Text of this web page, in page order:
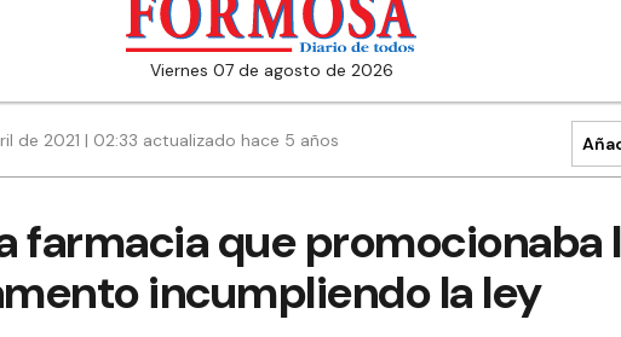
viernes 07 de agosto de 2026
de 2021 | 02:33 actualizado hace 5 años
farmacia que promocionaba
incumpliendo la ley